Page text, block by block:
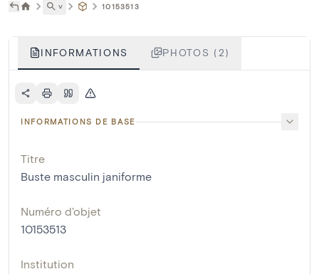
˅ 10153513
INFORMATIONS PHOTOS (2)
INFORMATIONS DE BASE
Titre
Buste masculin janiforme
Numéro d'objet
10153513
Institution